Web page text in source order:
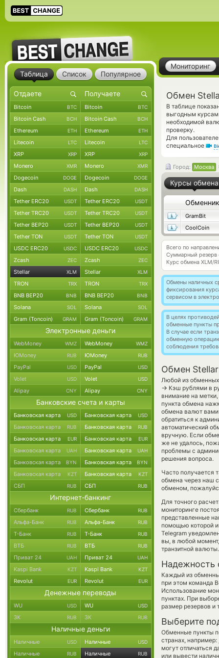
Мониторинг
Обмен
В таблице
выгодным курсам
необходимой
проверку.
Для
специальное
Город: Москва
Курсы обмена
Обменник
GramBit
CoolCoin
Всего по
Суммарный резерв
Курс обмена XLM/
Обмены наличных
фиксирования
сервисом в
В целях
обменные пункты
В случае если
обменную
соблюдения
Обмен
Любой из обменных
→ Кэш рублями в
внимание на
пункта обмена
обмена валют
обратиться к
автоматический
вручную. Если
же не удалось,
проблемы с
решения вопроса.
Часто получается
обмена через наш
обменом,
Для точного
мониторинге
представленные
помощью которой
Telegram
вы, в любой
транзитной валюты.
Надежность
Каждый из
при этом команда
Использование
пунктах. При
размер резервов и
Выберите
Обменные пункты
странах, например:
могут отличаться
или вывести
Таблица Список Популярное
Bitcoin BTC Bitcoin BTC
Bitcoin Cash BCH Bitcoin Cash BCH
Ethereum ETH Ethereum ETH
Litecoin LTC Litecoin LTC
XRP XRP XRP XRP
Monero XMR Monero XMR
Dogecoin DOGE Dogecoin DOGE
Dash DASH Dash DASH
Tether ERC20 USDT Tether ERC20 USDT
Tether TRC20 USDT Tether TRC20 USDT
Tether BEP20 USDT Tether BEP20 USDT
Tether TON USDT Tether TON USDT
USDC ERC20 USDC USDC ERC20 USDC
Zcash ZEC Zcash ZEC
Stellar XLM Stellar XLM
TRON TRX TRON TRX
BNB BEP20 BNB BNB BEP20 BNB
Solana SOL Solana SOL
Gram (Toncoin) GRAM Gram (Toncoin) GRAM
Электронные деньги
WebMoney WMZ WebMoney WMZ
ЮMoney RUB ЮMoney RUB
PayPal USD PayPal USD
Volet USD Volet USD
Alipay CNY Alipay CNY
Банковские счета и карты
Банковская карта USD Банковская карта USD
Банковская карта RUB Банковская карта RUB
Банковская карта EUR Банковская карта EUR
Банковская карта UAH Банковская карта UAH
Банковская карта BYN Банковская карта BYN
Банковская карта KZT Банковская карта KZT
СБП RUB СБП RUB
Интернет-банкинг
Сбербанк RUB Сбербанк RUB
Альфа-Банк RUB Альфа-Банк RUB
Т-Банк RUB Т-Банк RUB
ВТБ RUB ВТБ RUB
Приват 24 UAH Приват 24 UAH
Kaspi Bank KZT Kaspi Bank KZT
Revolut EUR Revolut EUR
Денежные переводы
WU USD WU USD
ЗК RUB ЗК RUB
Наличные деньги
Наличные USD Наличные USD
Наличные RUB Наличные RUB